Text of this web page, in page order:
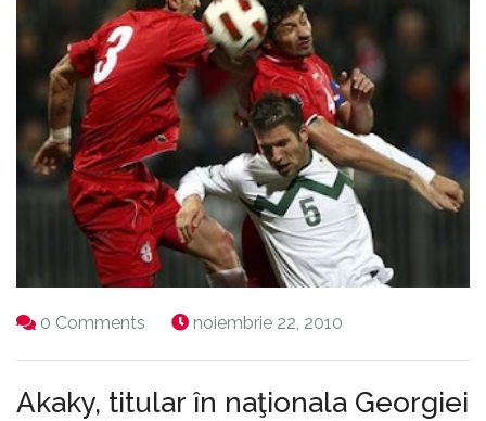
0 Comments noiembrie 22, 2010
Akaky, titular în naţionala Georgiei